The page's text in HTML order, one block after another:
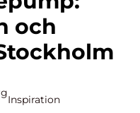
och
Inspiration